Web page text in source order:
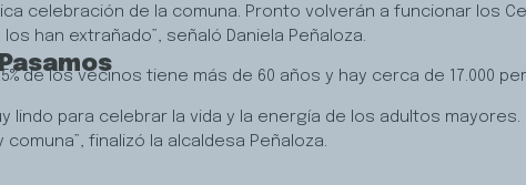
celebración de la comuna. Pronto volverán a funcionar los
han extrañado”, señaló Daniela Peñaloza.
de los vecinos tiene más de 60 años y hay cerca de 17.000
lindo para celebrar la vida y la energía de los adultos
finalizó la alcaldesa Peñaloza.